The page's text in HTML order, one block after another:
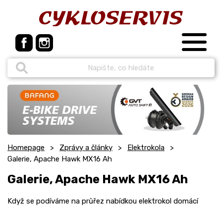
Homepage Zprávy a články
Elektrokola
Galerie, Apache Hawk MX16 Ah
Galerie, Apache Hawk MX16 Ah
Když se podíváme na průřez nabídkou elektrokol domácí